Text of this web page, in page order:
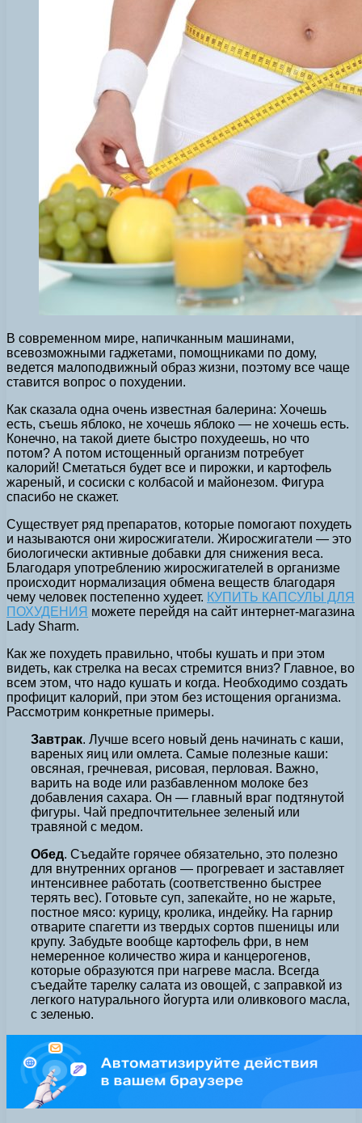
В современном мире, напичканным машинами,
всевозможными гаджетами, помощниками по дому,
ведется малоподвижный образ жизни, поэтому все чаще
ставится вопрос о похудении.
Как сказала одна очень известная балерина: Хочешь
есть, съешь яблоко, не хочешь яблоко — не хочешь есть.
Конечно, на такой диете быстро похудеешь, но что
потом? А потом истощенный организм потребует
калорий! Сметаться будет все и пирожки, и картофель
жареный, и сосиски с колбасой и майонезом. Фигура
спасибо не скажет.
Существует ряд препаратов, которые помогают похудеть
и называются они жиросжигатели. Жиросжигатели — это
биологически активные добавки для снижения веса.
Благодаря употреблению жиросжигателей в организме
происходит нормализация обмена веществ благодаря
чему человек постепенно худеет. КУПИТЬ КАПСУЛЫ ДЛЯ
ПОХУДЕНИЯ можете перейдя на сайт интернет-магазина
Lady Sharm.
Как же похудеть правильно, чтобы кушать и при этом
видеть, как стрелка на весах стремится вниз? Главное, во
всем этом, что надо кушать и когда. Необходимо создать
профицит калорий, при этом без истощения организма.
Рассмотрим конкретные примеры.
Завтрак. Лучше всего новый день начинать с каши,
вареных яиц или омлета. Самые полезные каши:
овсяная, гречневая, рисовая, перловая. Важно,
варить на воде или разбавленном молоке без
добавления сахара. Он — главный враг подтянутой
фигуры. Чай предпочтительнее зеленый или
травяной с медом.
Обед. Съедайте горячее обязательно, это полезно
для внутренних органов — прогревает и заставляет
интенсивнее работать (соответственно быстрее
терять вес). Готовьте суп, запекайте, но не жарьте,
постное мясо: курицу, кролика, индейку. На гарнир
отварите спагетти из твердых сортов пшеницы или
крупу. Забудьте вообще картофель фри, в нем
немеренное количество жира и канцерогенов,
которые образуются при нагреве масла. Всегда
съедайте тарелку салата из овощей, с заправкой из
легкого натурального йогурта или оливкового масла,
с зеленью.